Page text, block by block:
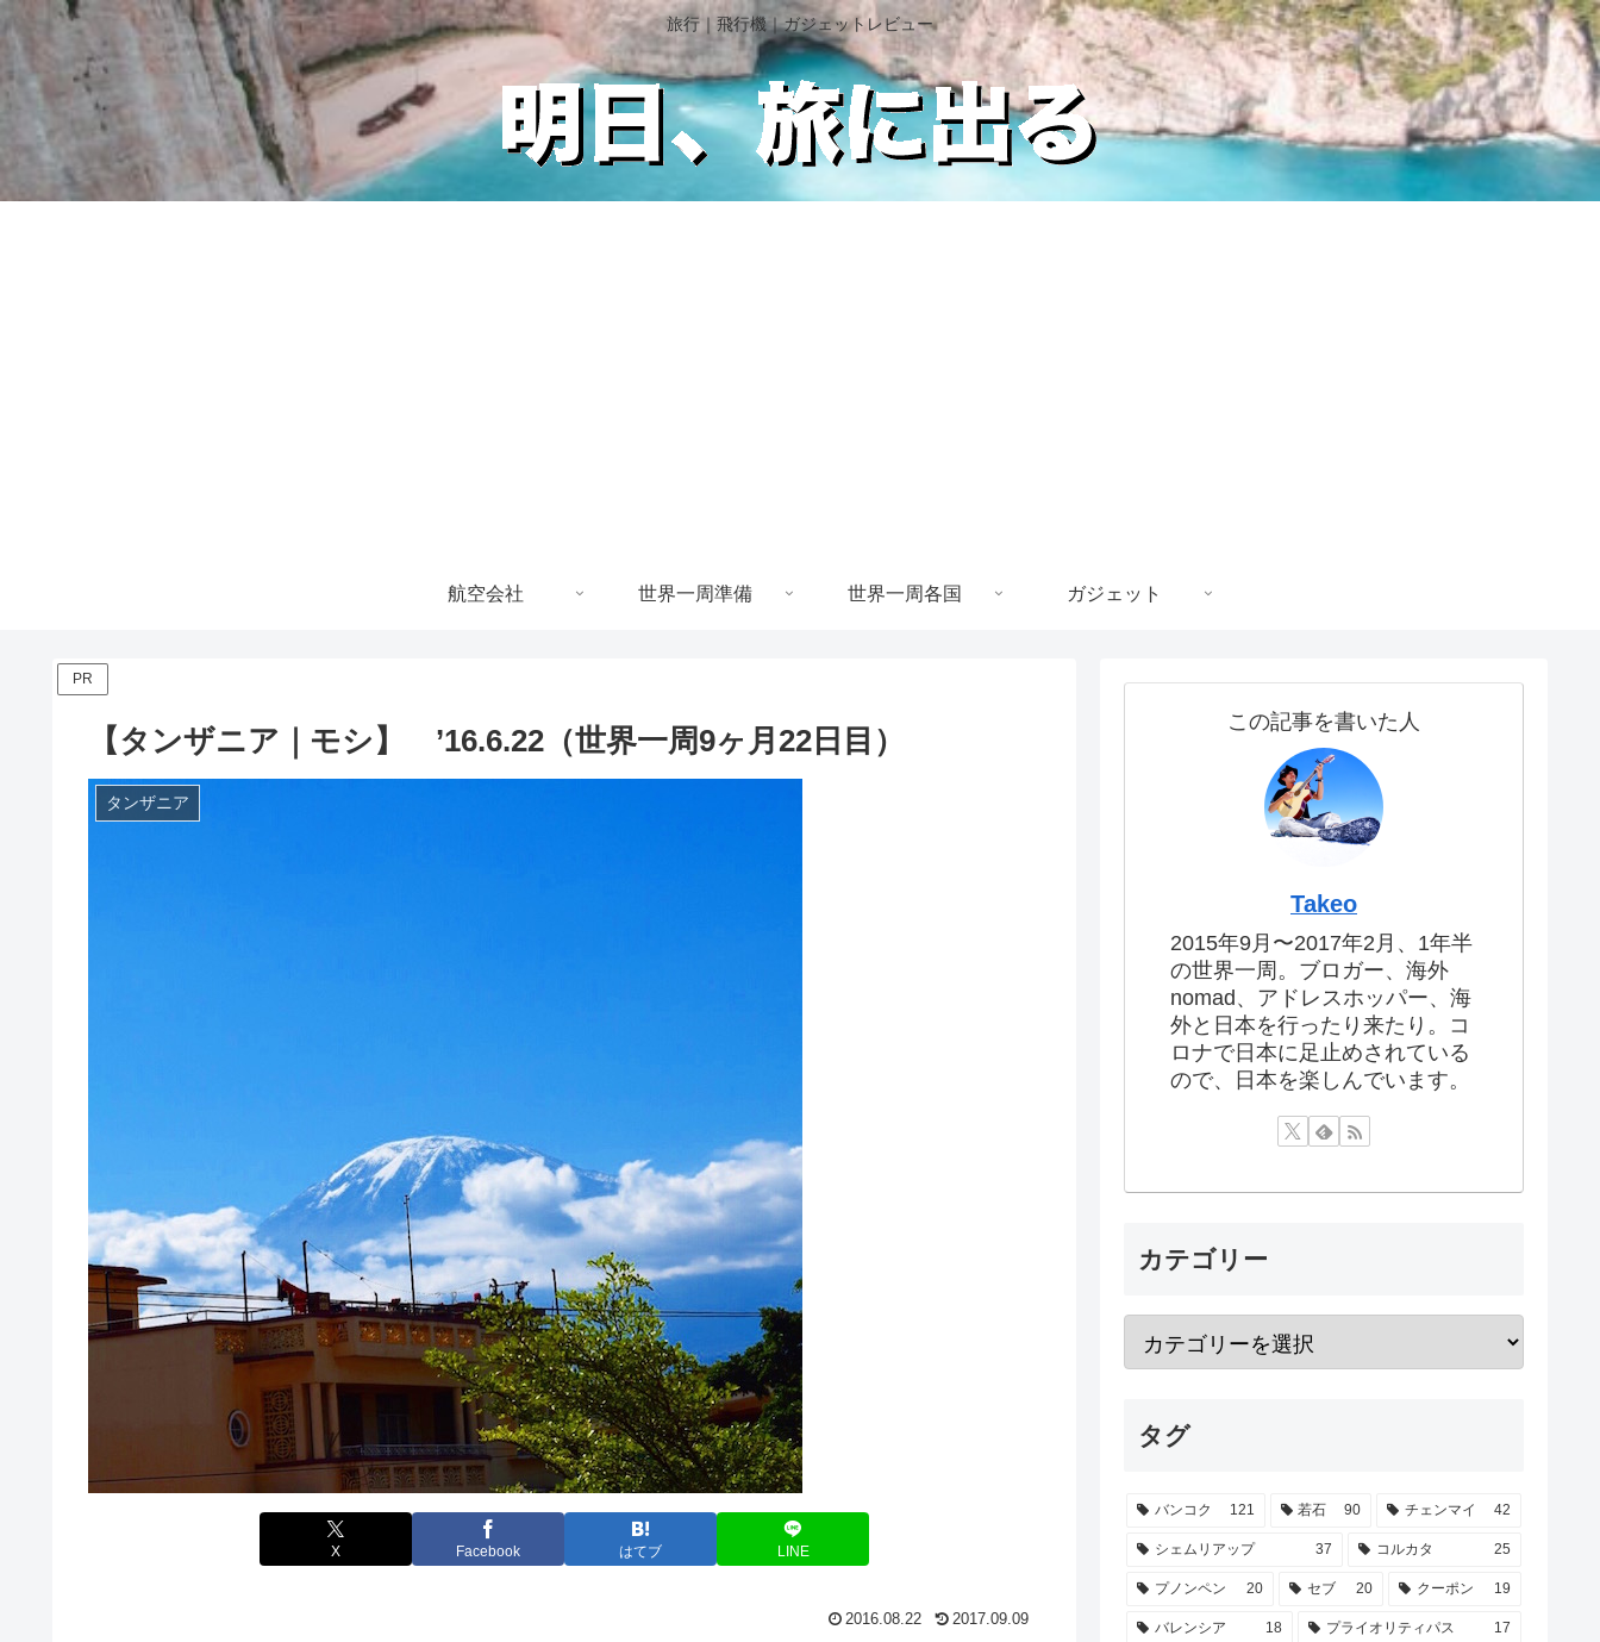
旅行｜飛行機｜ガジェットレビュー
航空会社 世界一周準備 世界一周各国 ガジェット
PR
【タンザニア｜モシ】 ’16.6.22（世界一周9ヶ月22日目）
タンザニア
X Facebook はてブ LINE
2016.08.22 2017.09.09
この記事を書いた人
Takeo
2015年9月〜2017年2月、1年半
の世界一周。ブロガー、海外
nomad、アドレスホッパー、海
外と日本を行ったり来たり。コ
ロナで日本に足止めされている
ので、日本を楽しんでいます。
カテゴリー
タグ
バンコク 121 若石 90 チェンマイ 42
シェムリアップ 37 コルカタ 25
プノンペン 20 セブ 20 クーポン 19
バレンシア 18 プライオリティパス 17